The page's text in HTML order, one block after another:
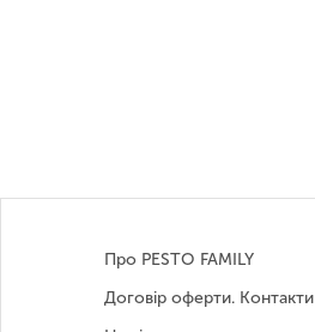
Про PESTO FAMILY
Договір оферти. Контакти